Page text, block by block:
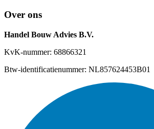
Over ons
Handel Bouw Advies B.V.
KvK-nummer: 68866321
Btw-identificatienummer: NL857624453B01